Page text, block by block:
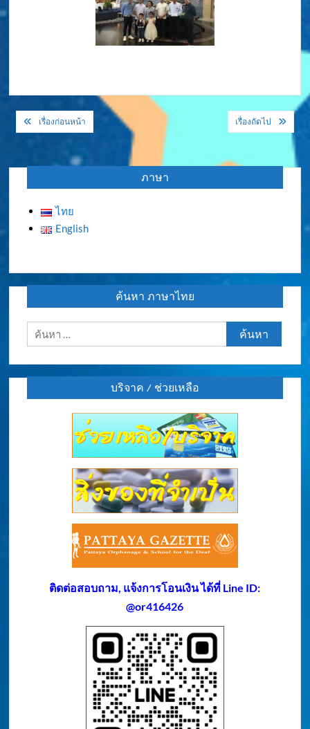
แนะแนว
เรื่องก่อนหน้า เรื่องถัดไป
ภาษา
ไทย
English
ค้นหา ภาษาไทย
ค้นหา
สำหรับ:
บริจาค / ช่วยเหลือ
ติดต่อสอบถาม, แจ้งการโอนเงิน ได้ที่ Line ID:
@or416426